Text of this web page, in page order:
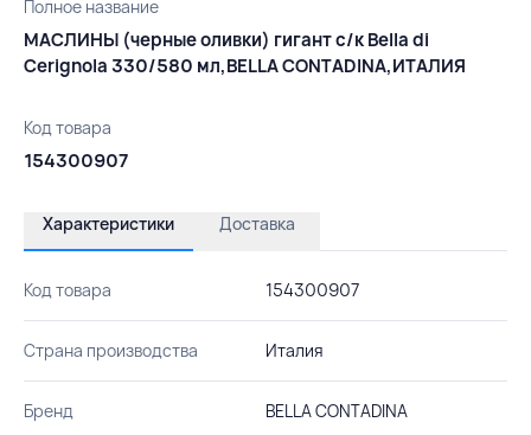
Полное название
МАСЛИНЫ (черные оливки) гигант с/к Bella di
Cerignola 330/580 мл,BELLA CONTADINA,ИТАЛИЯ
Код товара
154300907
Характеристики Доставка
Код товара 154300907
Страна производства Италия
Бренд BELLA CONTADINA